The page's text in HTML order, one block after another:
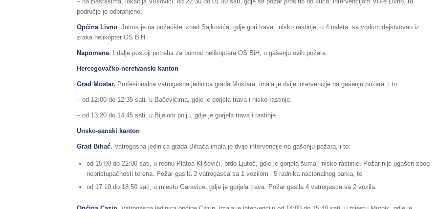
područje je odbranjeno.
Općina Livno . Jutros je na požarište iznad Sajkovića, gdje gori trava i nisko rastinje, u 4 naleta, sa vodom dejstvovao iz
zraka helikopter OS BiH.
Napomena: I dalje postoji potreba za pomoć helikoptera OS BiH, u gašenju ovih požara.
Hercegovačko-neretvanski kanton
Grad Mostar. Profesionalna vatrogasna jedinica grada Mostara, imala je dvije intervencije na gašenju požara, i to:
– od 12:00 do 12:35 sati, u Bačevićima, gdje je gorjela trava i nisko rastinje.
– od 13:20 do 14:45 sati, u Bijelom polju, gdje je gorjela trava i rastinje.
Unsko-sanski kanton
Grad Bihać. Vatrogasna jedinica grada Bihaća imala je dvije intervencije na gašenju požara, i to:
od 15:00 do 22:00 sati, u reonu Platoa Kliševići, brdo Ljutoč, gdje je gorjela šuma i nisko rastinje. Požar nije ugašen zbog
nepristupačnosti terena. Požar gasila 3 vatrogasca sa 1 vozilom i 5 radnika nacionalnog parka, te
od 17:10 do 18:50 sati, u mjestu Garavice, gdje je gorjela trava. Požar gasila 4 vatrogasca sa 2 vozila.